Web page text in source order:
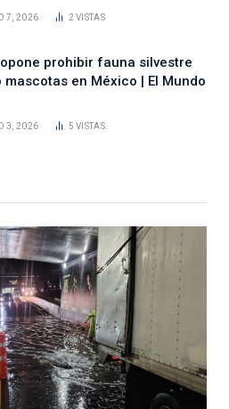
7, 2026 2VISTAS
prohibir fauna silvestre
mascotas en México | El Mundo
3, 2026 5VISTAS